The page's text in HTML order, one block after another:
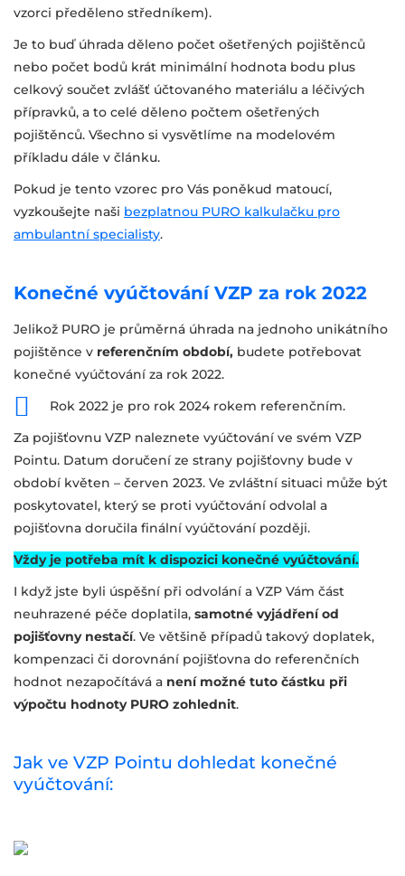
vzorci předěleno středníkem).
Je to buď úhrada děleno počet ošetřených pojištěnců
nebo počet bodů krát minimální hodnota bodu plus
celkový součet zvlášť účtovaného materiálu a léčivých
přípravků, a to celé děleno počtem ošetřených
pojištěnců. Všechno si vysvětlíme na modelovém
příkladu dále v článku.
Pokud je tento vzorec pro Vás poněkud matoucí,
vyzkoušejte naši bezplatnou PURO kalkulačku pro
ambulantní specialisty.
Konečné vyúčtování VZP za rok 2022
Jelikož PURO je průměrná úhrada na jednoho unikátního
pojištěnce v referenčním období, budete potřebovat
konečné vyúčtování za rok 2022.
Rok 2022 je pro rok 2024 rokem referenčním.
Za pojišťovnu VZP naleznete vyúčtování ve svém VZP
Pointu. Datum doručení ze strany pojišťovny bude v
období květen – červen 2023. Ve zvláštní situaci může být
poskytovatel, který se proti vyúčtování odvolal a
pojišťovna doručila finální vyúčtování později.
Vždy je potřeba mít k dispozici konečné vyúčtování.
I když jste byli úspěšní při odvolání a VZP Vám část
neuhrazené péče doplatila, samotné vyjádření od
pojišťovny nestačí. Ve většině případů takový doplatek,
kompenzaci či dorovnání pojišťovna do referenčních
hodnot nezapočítává a není možné tuto částku při
výpočtu hodnoty PURO zohlednit.
Jak ve VZP Pointu dohledat konečné
vyúčtování: